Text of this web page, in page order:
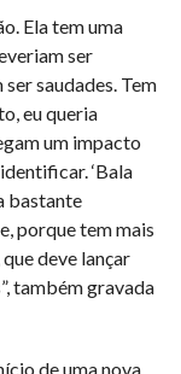
Ela tem uma
ser
saudades. Tem
eu queria
um impacto
‘Bala
bastante
porque tem mais
deve lançar
também gravada
de uma nova